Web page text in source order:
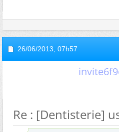
26/06/2013, 07h57
Re : [Dentisterie]